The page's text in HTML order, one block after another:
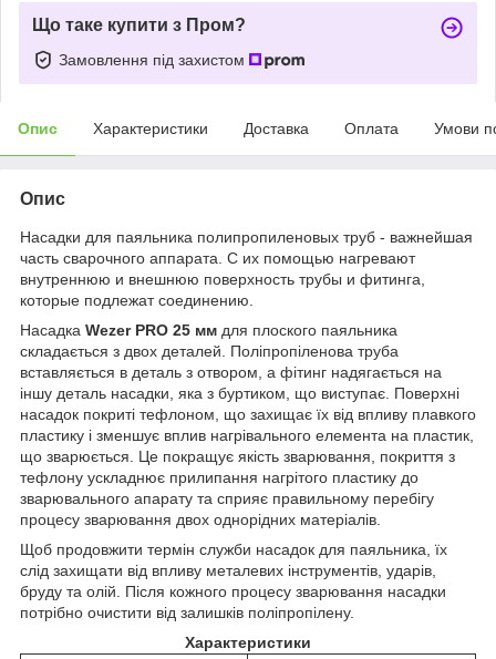
Що таке купити з Пром?
Замовлення під захистом
Опис Характеристики Доставка Оплата Умови
Опис
Насадки для паяльника полипропиленовых труб - важнейшая
часть сварочного аппарата. С их помощью нагревают
внутреннюю и внешнюю поверхность трубы и фитинга,
которые подлежат соединению.
Насадка Wezer PRO 25 мм для плоского паяльника
складається з двох деталей. Поліпропіленова труба
вставляється в деталь з отвором, а фітинг надягається на
іншу деталь насадки, яка з буртиком, що виступає. Поверхні
насадок покриті тефлоном, що захищає їх від впливу плавкого
пластику і зменшує вплив нагрівального елемента на пластик,
що зварюється. Це покращує якість зварювання, покриття з
тефлону ускладнює прилипання нагрітого пластику до
зварювального апарату та сприяє правильному перебігу
процесу зварювання двох однорідних матеріалів.
Щоб продовжити термін служби насадок для паяльника, їх
слід захищати від впливу металевих інструментів, ударів,
бруду та олій. Після кожного процесу зварювання насадки
потрібно очистити від залишків поліпропілену.
Характеристики